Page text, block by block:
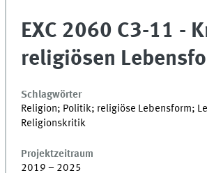
EXC 2060 C3-11 -
religiösen
Schlagwörter
Religion; Politik; religiöse Lebensform;
Religionskritik
Projektzeitraum
2019 – 2025